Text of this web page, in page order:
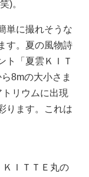
)。
単に撮れそうな
す。夏の風物詩
ト「夏雲ＫＩＴ
8mの大小さま
リウムに出現
ります。これは
ＩＴＴＥ丸の